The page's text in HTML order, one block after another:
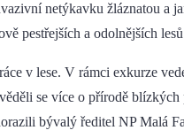
netýkavku žláznatou a
pestřejších a odolnějších
v lese. V rámci exkurze
se více o přírodě
bývalý ředitel NP Malá